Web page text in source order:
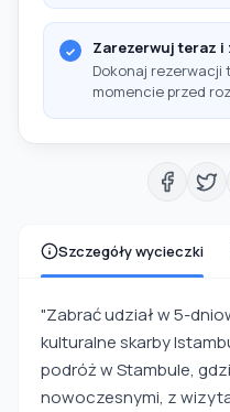
Szczegóły wycieczki
"Zabrać udział w 5-
kulturalne skarby
podróż w Stambule,
nowoczesnymi, z
Zarezerwuj teraz i
Dokonaj rezerwacji
momencie przed